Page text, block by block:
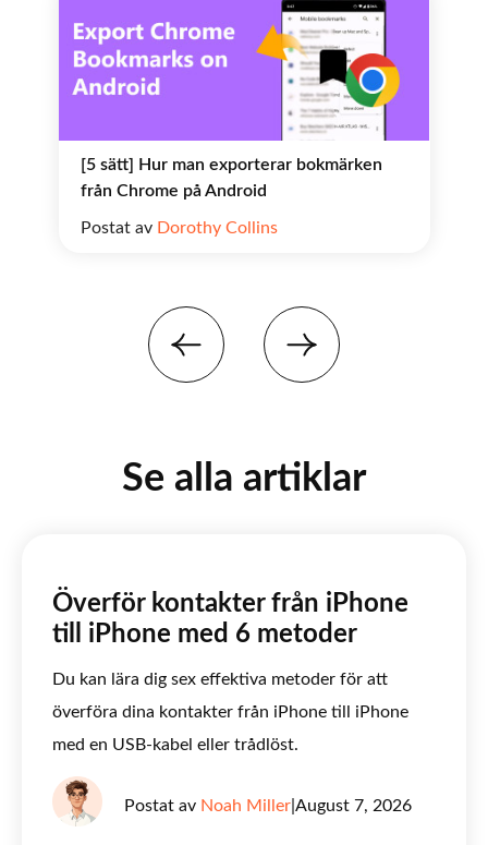
[5 sätt] Hur man exporterar bokmärken
från Chrome på Android
Postat av Dorothy Collins
Se alla artiklar
Överför kontakter från iPhone
till iPhone med 6 metoder
Du kan lära dig sex effektiva metoder för att
överföra dina kontakter från iPhone till iPhone
med en USB-kabel eller trådlöst.
Postat av Noah Miller August 7, 2026